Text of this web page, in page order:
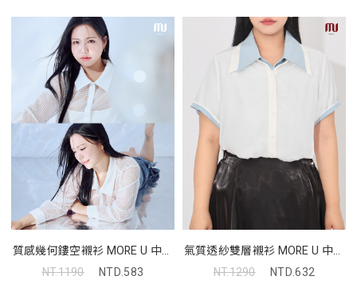
質感幾何鏤空襯衫 MORE U 中大
尺碼上衣
NT.1190
NTD.583
氣質透紗雙層襯衫 MORE U 中大
尺碼上衣
NT.1290
NTD.632